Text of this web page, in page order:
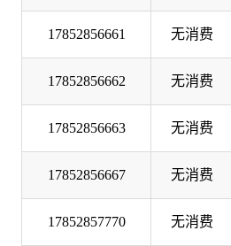
17852856661 无消费
17852856662 无消费
17852856663 无消费
17852856667 无消费
17852857770 无消费